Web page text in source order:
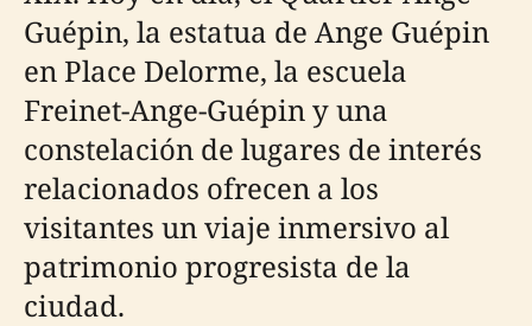
Guépin, la estatua de Ange Guépin
en Place Delorme, la escuela
Freinet-Ange-Guépin y una
constelación de lugares de interés
relacionados ofrecen a los
visitantes un viaje inmersivo al
patrimonio progresista de la
ciudad.